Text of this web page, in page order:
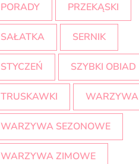
PORADY PRZEKĄSKI
SAŁATKA SERNIK
STYCZEŃ SZYBKI OBIAD
TRUSKAWKI WARZYWA
WARZYWA SEZONOWE
WARZYWA ZIMOWE